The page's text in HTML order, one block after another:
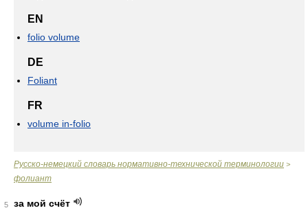
EN
folio volume
DE
Foliant
FR
volume in-folio
Русско-немецкий словарь нормативно-технической терминологии >
фолиант
5
за мой счёт